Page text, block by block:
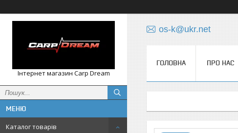
Інтернет магазин Carp Dream
Каталог товарів
os-k@ukr.net
ГОЛОВНА ПРО НАС